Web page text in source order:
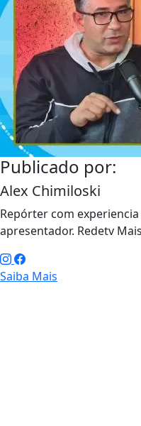
Publicado por:
Alex Chimiloski
Repórter com
apresentador. Redetv
Saiba Mais